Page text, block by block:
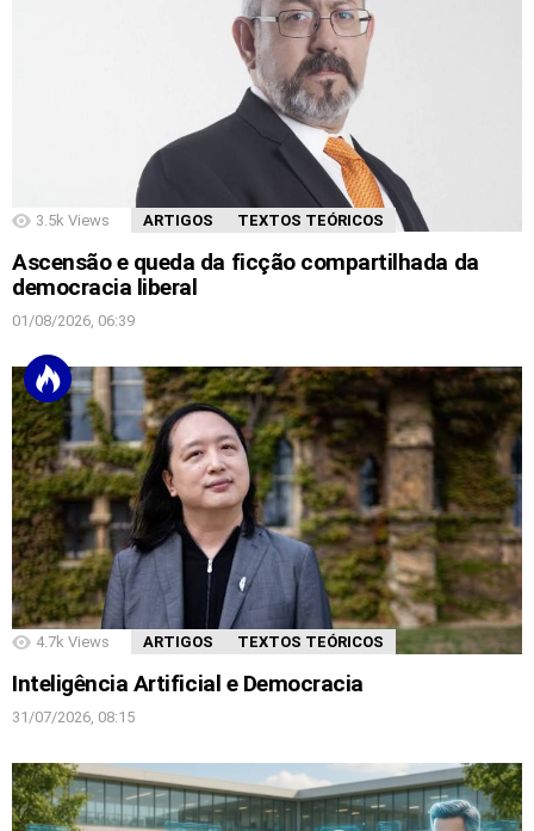
3.5k Views ARTIGOS TEXTOS TEÓRICOS
Ascensão e queda da ficção compartilhada da
democracia liberal
01/08/2026, 06:39
4.7k Views ARTIGOS TEXTOS TEÓRICOS
Inteligência Artificial e Democracia
31/07/2026, 08:15